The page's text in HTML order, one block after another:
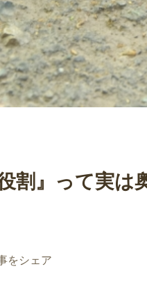
役割』って実
をシェア